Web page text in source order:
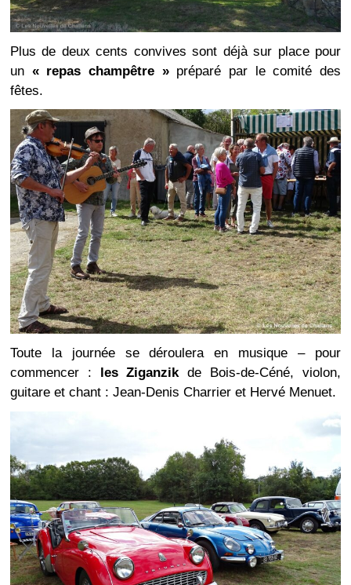
Plus de deux cents convives sont déjà sur place pour
un « repas champêtre »préparé par le comité des
fêtes.
Toute la journée se déroulera en musique – pour
commencer :
les Ziganzikde Bois-de-Céné, violon,
guitare et chant : Jean-Denis Charrier et Hervé Menuet.